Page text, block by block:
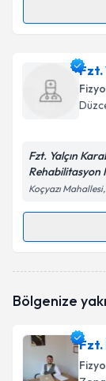
Fzt.
oluşturun.
takvim
Fzt.
Fzt. Yalçın
Rehabilitasyon
Koçyazı
oluşturun.
E-posta
Bölgenize
Fzt.